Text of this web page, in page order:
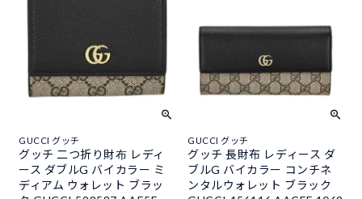
GUCCI グッチ
グッチ 二つ折り財布 レディ
ース ダブルG バイカラー ミ
ディアム ウォレット ブラッ
GUCCI グッチ
グッチ 長財布 レディース ダ
ブルG バイカラー コンチネ
ンタルウォレット ブラック